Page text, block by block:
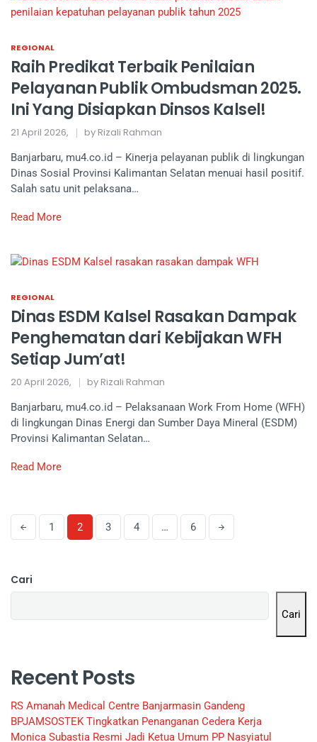
REGIONAL
Raih Predikat Terbaik Penilaian
Pelayanan Publik Ombudsman 2025.
Ini Yang Disiapkan Dinsos Kalsel!
21 April 2026, by Rizali Rahman
Banjarbaru, mu4.co.id – Kinerja pelayanan publik di lingkungan
Dinas Sosial Provinsi Kalimantan Selatan menuai hasil positif.
Salah satu unit pelaksana…
Read More
REGIONAL
Dinas ESDM Kalsel Rasakan Dampak
Penghematan dari Kebijakan WFH
Setiap Jum’at!
20 April 2026, by Rizali Rahman
Banjarbaru, mu4.co.id – Pelaksanaan Work From Home (WFH)
di lingkungan Dinas Energi dan Sumber Daya Mineral (ESDM)
Provinsi Kalimantan Selatan…
Read More
1 2 3 4 … 6
Cari
Cari
Recent Posts
RS Amanah Medical Centre Banjarmasin Gandeng
BPJAMSOSTEK Tingkatkan Penanganan Cedera Kerja
Monica Subastia Resmi Jadi Ketua Umum PP Nasyiatul